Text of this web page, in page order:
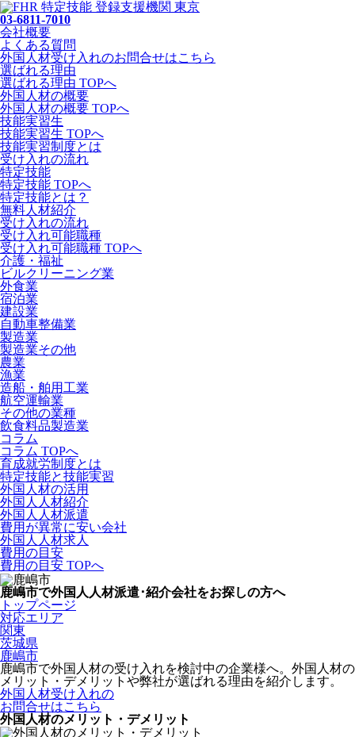
03-6811-7010
会社概要
よくある質問
外国人材受け入れのお問合せはこちら
選ばれる理由
選ばれる理由 TOPへ
外国人材の概要
外国人材の概要 TOPへ
技能実習生
技能実習生 TOPへ
技能実習制度とは
受け入れの流れ
特定技能
特定技能 TOPへ
特定技能とは？
無料人材紹介
受け入れの流れ
受け入れ可能職種
受け入れ可能職種 TOPへ
介護・福祉
ビルクリーニング業
外食業
宿泊業
建設業
自動車整備業
製造業
製造業その他
農業
漁業
造船・舶用工業
航空運輸業
その他の業種
飲食料品製造業
コラム
コラム TOPへ
育成就労制度とは
特定技能と技能実習
外国人材の活用
外国人人材紹介
外国人人材派遣
費用が異常に安い会社
外国人人材求人
費用の目安
費用の目安 TOPへ
鹿嶋市で外国人人材派遣･紹介会社をお探しの方へ
トップページ
対応エリア
関東
茨城県
鹿嶋市
鹿嶋市で外国人材の受け入れを検討中の企業様へ。外国人材の
メリット・デメリットや弊社が選ばれる理由を紹介します。
外国人材受け入れの
お問合せはこちら
外国人材のメリット・デメリット